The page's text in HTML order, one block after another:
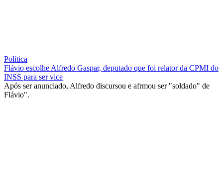
Política
Flávio escolhe Alfredo Gaspar, deputado que foi relator da CPMI do
INSS para ser vice
Após ser anunciado, Alfredo discursou e afrmou ser "soldado" de
Flávio".